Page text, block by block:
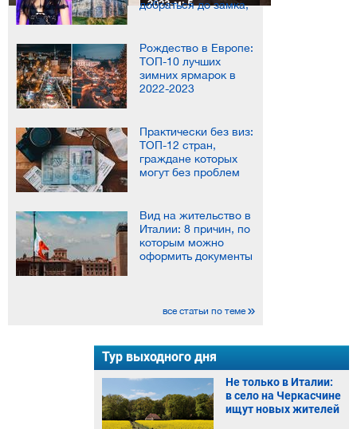
экологии...
2023-м: 5...
добраться до замка,
Рождество в Европе:
ТОП-10 лучших
зимних ярмарок в
2022-2023
Практически без виз:
ТОП-12 стран,
граждане которых
могут без проблем
Вид на жительство в
Италии: 8 причин, по
которым можно
оформить документы
все статьи по теме
Тур выходного дня
Не только в Италии:
в село на Черкасчине
ищут новых жителей